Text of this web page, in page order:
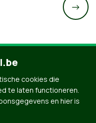
teams
Walk
->
cookies die
te laten functioneren.
en hier is